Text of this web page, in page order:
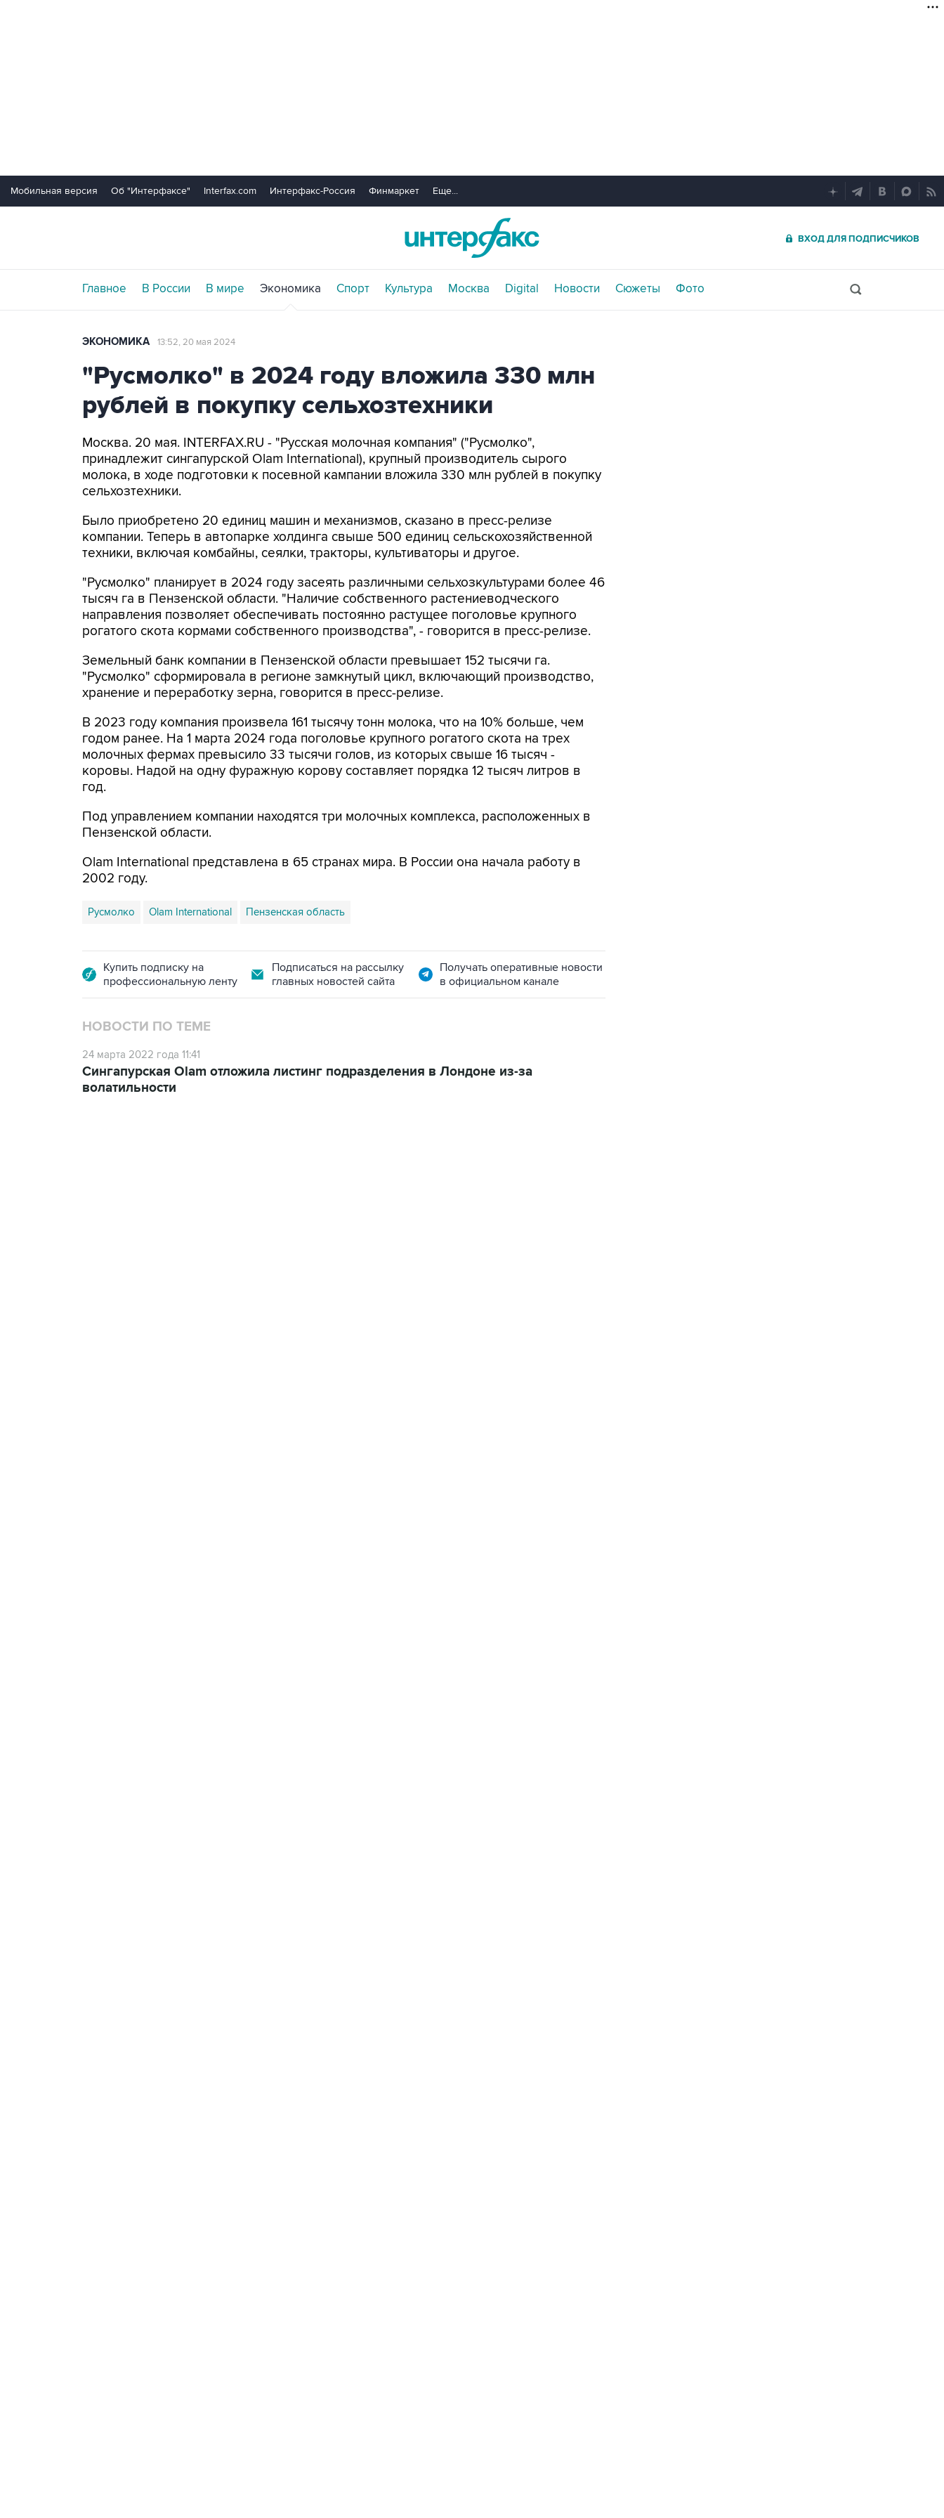
Мобильная версия Об "Интерфаксе" Interfax.com Интерфакс-Россия Финмаркет Еще...
ВХОД ДЛЯ ПОДПИСЧИКОВ
Главное В России В мире Экономика Спорт Культура Москва Digital Новости Сюжеты Фото
ЭКОНОМИКА 13:52, 20 мая 2024
"Русмолко" в 2024 году вложила 330 млн
рублей в покупку сельхозтехники
Москва. 20 мая. INTERFAX.RU - "Русская молочная компания" ("Русмолко",
принадлежит сингапурской Olam International), крупный производитель сырого
молока, в ходе подготовки к посевной кампании вложила 330 млн рублей в покупку
сельхозтехники.
Было приобретено 20 единиц машин и механизмов, сказано в пресс-релизе
компании. Теперь в автопарке холдинга свыше 500 единиц сельскохозяйственной
техники, включая комбайны, сеялки, тракторы, культиваторы и другое.
"Русмолко" планирует в 2024 году засеять различными сельхозкультурами более 46
тысяч га в Пензенской области. "Наличие собственного растениеводческого
направления позволяет обеспечивать постоянно растущее поголовье крупного
рогатого скота кормами собственного производства", - говорится в пресс-релизе.
Земельный банк компании в Пензенской области превышает 152 тысячи га.
"Русмолко" сформировала в регионе замкнутый цикл, включающий производство,
хранение и переработку зерна, говорится в пресс-релизе.
В 2023 году компания произвела 161 тысячу тонн молока, что на 10% больше, чем
годом ранее. На 1 марта 2024 года поголовье крупного рогатого скота на трех
молочных фермах превысило 33 тысячи голов, из которых свыше 16 тысяч -
коровы. Надой на одну фуражную корову составляет порядка 12 тысяч литров в
год.
Под управлением компании находятся три молочных комплекса, расположенных в
Пензенской области.
Olam International представлена в 65 странах мира. В России она начала работу в
2002 году.
Русмолко Olam International Пензенская область
Купить подписку на
профессиональную ленту
Подписаться на рассылку
главных новостей сайта
Получать оперативные новости
в официальном канале
НОВОСТИ ПО ТЕМЕ
24 марта 2022 года 11:41
Сингапурская Olam отложила листинг подразделения в Лондоне из-за
волатильности